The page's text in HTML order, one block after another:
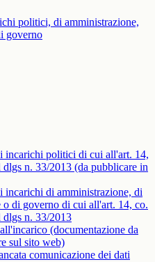
politici, di amministrazione,
governo
incarichi politici di cui all'art. 14,
dlgs n. 33/2013 (da pubblicare in
incarichi di amministrazione, di
o di governo di cui all'art. 14, co.
dlgs n. 33/2013
(documentazione da
sul sito web)
comunicazione dei dati